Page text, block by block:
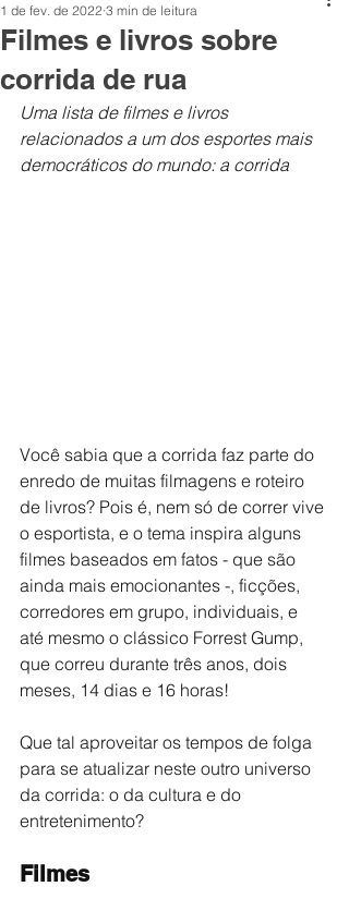
Filmes e livros sobre
corrida de rua
1 de fev. de 2022 3 min de leitura
Uma lista de filmes e livros
relacionados a um dos esportes mais
democráticos do mundo: a corrida
Você sabia que a corrida faz parte do
enredo de muitas filmagens e roteiro
de livros? Pois é, nem só de correr vive
o esportista, e o tema inspira alguns
filmes baseados em fatos - que são
ainda mais emocionantes -, ficções,
corredores em grupo, individuais, e
até mesmo o clássico Forrest Gump,
que correu durante três anos, dois
meses, 14 dias e 16 horas!
Que tal aproveitar os tempos de folga
para se atualizar neste outro universo
da corrida: o da cultura e do
entretenimento?
Filmes